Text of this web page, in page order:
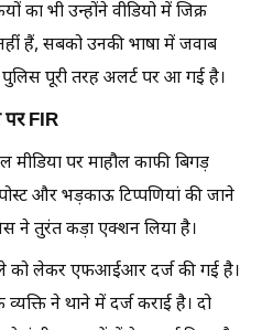
का भी उन्होंने वीडियो में जिक्र
हैं, सबको उनकी भाषा में जवाब
पूरी तरह अलर्ट पर आ गई है।
FIR
पर माहौल काफी बिगड़
और भड़काऊ टिप्पणियां की जाने
ने तुरंत कड़ा एक्शन लिया है।
को लेकर एफआईआर दर्ज की गई है।
ने थाने में दर्ज कराई है। दो